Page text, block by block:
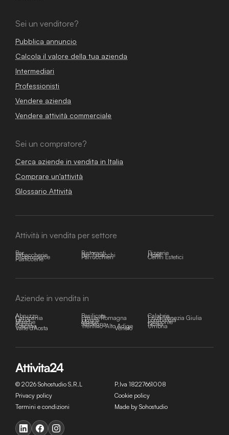
Sei un venditore?
Pubblica annuncio
Calcola il valore della tua azienda
Intermediari
Professionisti
Vendere azienda
Vendere attività commerciale
Sei un compratore?
Cerca aziende in vendita in Italia
Comprare un'attività
Glossario Attività
Attività in vendita per settore
Bar Ristoranti Pizzerie
Tabaccherie Bar Tabacchi Hotel
E-commerce Parrucchieri Centri Estetici
Pasticcerie
Aziende in vendita in
Abruzzo Basilicata Calabria
Campania Emilia-Romagna Friuli-Venezia Giulia
Lazio Liguria Lombardia
Marche Molise Piemonte
Puglia Sardegna Sicilia
Toscana Trentino-Alto Adige Umbria
Valle d'Aosta Veneto
© 2026 Sohostudio S.R.L
P.Iva 18227661008
Privacy policy
Cookie policy
Termini e condizioni
Made by Sohostudio